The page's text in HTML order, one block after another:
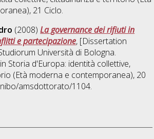
, 21 Ciclo.
(2008)La governance dei rifiuti in
e partecipazione, [Dissertation
Università di Bologna.
Storia d'Europa: identità collettive,
(Età moderna e contemporanea), 20
amsdottorato/1104.